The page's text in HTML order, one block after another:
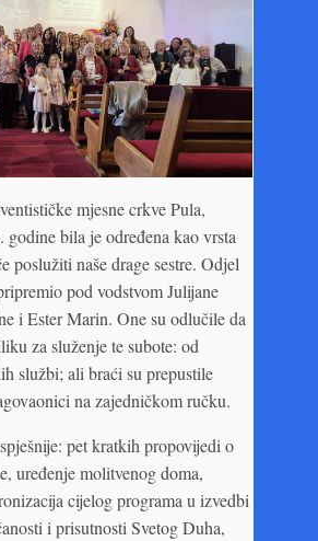
mjesne crkve Pula,
godine bila je određena kao vrsta
poslužiti naše drage sestre. Odjel
pod vodstvom Julijane
i Ester Marin. One su odlučile da
za služenje te subote: od
službi; ali braći su prepustile
na zajedničkom ručku.
pet kratkih propovijedi o
uređenje molitvenog doma,
cijelog programa u izvedbi
i prisutnosti Svetog Duha,